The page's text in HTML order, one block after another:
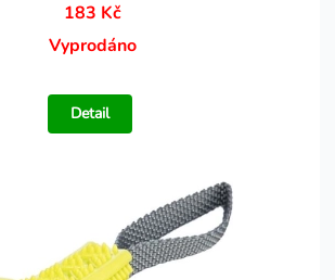
183 Kč
Vyprodáno
Detail